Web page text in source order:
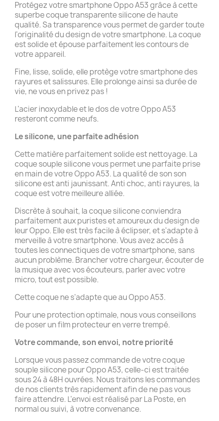
Protégez votre smartphone Oppo A53 grâce à cette
superbe coque transparente silicone de haute
qualité. Sa transparence vous permet de garder toute
l'originalité du design de votre smartphone. La coque
est solide et épouse parfaitement les contours de
votre appareil.
Fine, lisse, solide, elle protège votre smartphone des
rayures et salissures. Elle prolonge ainsi sa durée de
vie, ne vous en privez pas !
L'acier inoxydable et le dos de votre Oppo A53
resteront comme neufs.
Le silicone, une parfaite adhésion
Cette matière parfaitement solide est nettoyage. La
coque souple silicone vous permet une parfaite prise
en main de votre Oppo A53. La qualité de son son
silicone est anti jaunissant. Anti choc, anti rayures, la
coque est votre meilleure alliée.
Discrète à souhait, la coque silicone conviendra
parfaitement aux puristes et amoureux du design de
leur Oppo. Elle est très facile à éclipser, et s'adapte à
merveille à votre smartphone. Vous avez accès à
toutes les connectiques de votre smartphone, sans
aucun problème. Brancher votre chargeur, écouter de
la musique avec vos écouteurs, parler avec votre
micro, tout est possible.
Cette coque ne s'adapte que au Oppo A53.
Pour une protection optimale, nous vous conseillons
de poser un film protecteur en verre trempé.
Votre commande, son envoi, notre priorité
Lorsque vous passez commande de votre coque
souple silicone pour Oppo A53, celle-ci est traitée
sous 24 à 48H ouvrées. Nous traitons les commandes
de nos clients très rapidement afin de ne pas vous
faire attendre. L'envoi est réalisé par La Poste, en
normal ou suivi, à votre convenance.